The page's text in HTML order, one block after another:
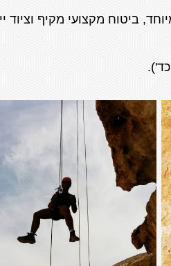
ביטוח מקצועי מקיף וציוד